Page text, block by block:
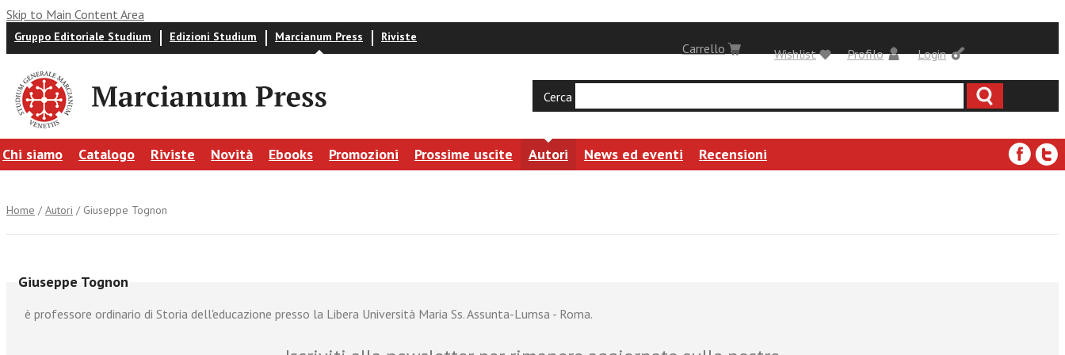
Skip to Main Content Area
Gruppo Editoriale Studium Edizioni Studium Marcianum Press Riviste
Login
Carrello Profilo
Wishlist
Cerca
Chi siamo Catalogo Riviste Novità Ebooks Promozioni Prossime uscite Autori News ed eventi Recensioni
Home /Autori / Giuseppe Tognon
Giuseppe Tognon
è professore ordinario di Storia dell'educazione presso la Libera Università Maria Ss. Assunta-Lumsa - Roma.